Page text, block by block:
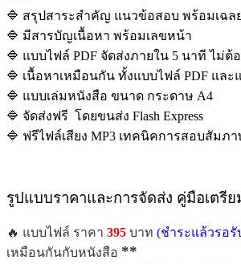
🔷 สรุปสาระสำคัญ แนวข้อสอบ พร้อมเฉล
🔷 มีสารบัญเนื้อหา พร้อมเลขหน้า
🔷 แบบไฟล์ PDF จัดส่งภายใน 5 นาที ไม่ต้
🔷 เนื้อหาเหมือนกัน ทั้งแบบไฟล์ PDF และ
🔷 แบบเล่มหนังสือ ขนาด กระดาษ A4
🔷 จัดส่งฟรี โดยขนส่ง Flash Express
🔷 ฟรีไฟล์เสียง MP3 เทคนิคการสอบสัมภ
รูปแบบราคาและการจัดส่ง คู่มือเตรี
🔥 แบบไฟล์ ราคา 395 บาท (ชำระแล้วรอรั
เหมือนกันกับหนังสือ **